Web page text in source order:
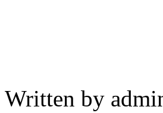
Written by